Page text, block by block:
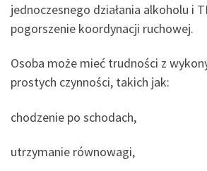
jednoczesnego działania alkoholu i
pogorszenie koordynacji ruchowej.
Osoba może mieć trudności z
prostych czynności, takich jak:
chodzenie po schodach,
utrzymanie równowagi,